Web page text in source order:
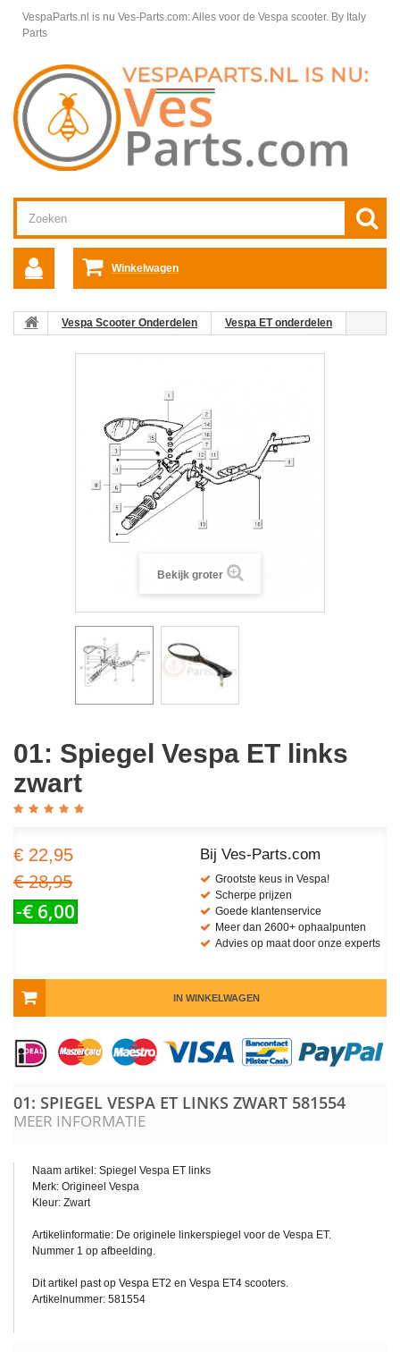
VespaParts.nl is nu Ves-Parts.com: Alles voor de Vespa scooter. By Italy
Parts
Winkelwagen
Vespa Scooter Onderdelen
Vespa ET onderdelen
Bekijk groter
01: Spiegel Vespa ET links
zwart
€ 22,95
€ 28,95
-€ 6,00
Bij Ves-Parts.com
Grootste keus in Vespa!
Scherpe prijzen
Goede klantenservice
Meer dan 2600+ ophaalpunten
Advies op maat door onze experts
IN WINKELWAGEN
01: SPIEGEL VESPA ET LINKS ZWART 581554
MEER INFORMATIE
Naam artikel: Spiegel Vespa ET links
Merk: Origineel Vespa
Kleur: Zwart
Artikelinformatie: De originele linkerspiegel voor de Vespa ET.
Nummer 1 op afbeelding.
Dit artikel past op Vespa ET2 en Vespa ET4 scooters.
Artikelnummer: 581554